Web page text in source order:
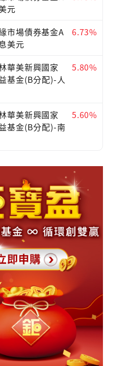
元
市場債券基金A
美元
6.73%
華美新興國家
基金(B分配)-人
5.80%
華美新興國家
基金(B分配)-南
5.60%